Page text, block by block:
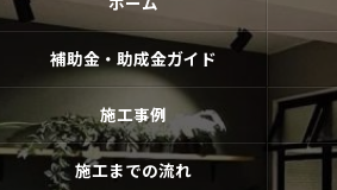
補助金・助成金ガイド
施工事例
施工までの流れ